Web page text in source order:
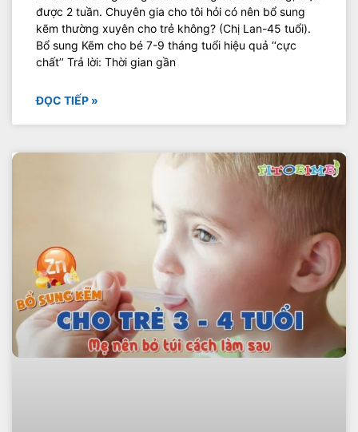
được 2 tuần. Chuyên gia cho tôi hỏi có nên bổ sung
kẽm thường xuyên cho trẻ không? (Chị Lan-45 tuổi).
Bổ sung Kẽm cho bé 7-9 tháng tuổi hiệu quả ‘‘cực
chất’’ Trả lời: Thời gian gần
ĐỌC TIẾP »